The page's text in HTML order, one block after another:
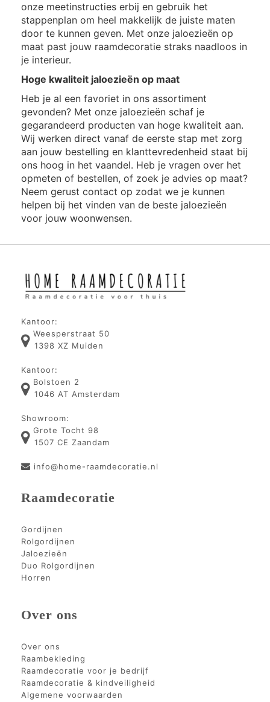
onze meetinstructies erbij en gebruik het
stappenplan om heel makkelijk de juiste maten
door te kunnen geven. Met onze jaloezieën op
maat past jouw raamdecoratie straks naadloos in
je interieur.
Hoge kwaliteit jaloezieën op maat
Heb je al een favoriet in ons assortiment
gevonden? Met onze jaloezieën schaf je
gegarandeerd producten van hoge kwaliteit aan.
Wij werken direct vanaf de eerste stap met zorg
aan jouw bestelling en klanttevredenheid staat bij
ons hoog in het vaandel. Heb je vragen over het
opmeten of bestellen, of zoek je advies op maat?
Neem gerust contact op zodat we je kunnen
helpen bij het vinden van de beste jaloezieën
voor jouw woonwensen.
Kantoor:
Weesperstraat 50
1398 XZ Muiden
Kantoor:
Bolstoen 2
1046 AT Amsterdam
Showroom:
Grote Tocht 98
1507 CE Zaandam
info@home-raamdecoratie.nl
Raamdecoratie
Gordijnen
Rolgordijnen
Jaloezieën
Duo Rolgordijnen
Horren
Over ons
Over ons
Raambekleding
Raamdecoratie voor je bedrijf
Raamdecoratie & kindveiligheid
Algemene voorwaarden